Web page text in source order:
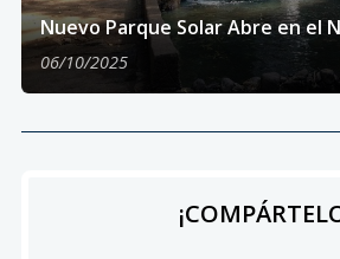
Nuevo Parque Solar Abre en el
06/10/2025